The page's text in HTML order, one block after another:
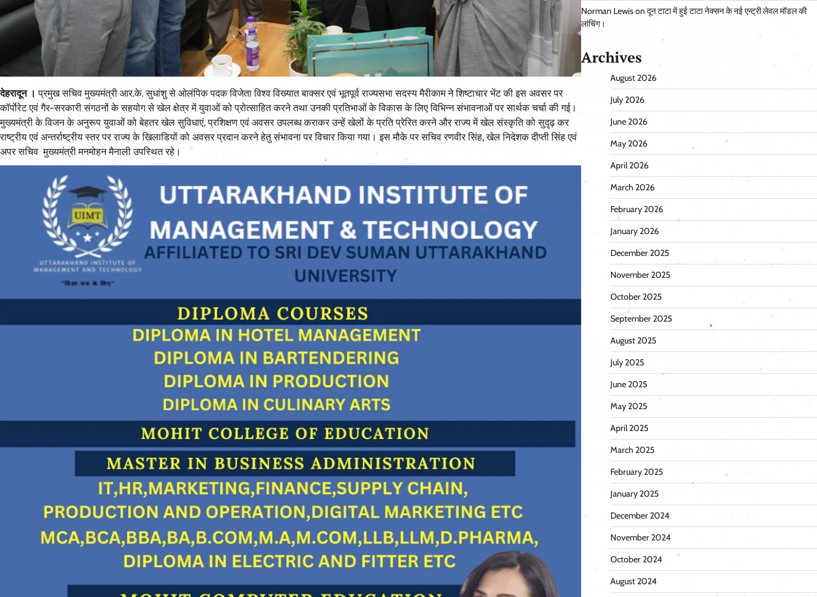
देहरादून । प्रमुख सचिव मुख्यमंत्री आर.के. सुधांशु से ओलंपिक पदक विजेता विश्व विख्यात बाक्सर एवं भूतपूर्व राज्यसभा सदस्य मैरीकाम ने शिष्टाचार भेंट की इस अवसर पर
कॉर्पाेरेट एवं गैर-सरकारी संगठनों के सहयोग से खेल क्षेत्र में युवाओं को प्रोत्साहित करने तथा उनकी प्रतिभाओं के विकास के लिए विभिन्न संभावनाओं पर सार्थक चर्चा की गई।
मुख्यमंत्री के विजन के अनुरूप युवाओं को बेहतर खेल सुविधाएं, प्रशिक्षण एवं अवसर उपलब्ध कराकर उन्हें खेलों के प्रति प्रेरित करने और राज्य में खेल संस्कृति को सुदृढ़ कर
राष्ट्रीय एवं अन्तर्राष्ट्रीय स्तर पर राज्य के खिलाडियों को अवसर प्रदान करने हेतु संभावना पर विचार किया गया। इस मौके पर सचिव रणवीर सिंह, खेल निदेशक दीप्ती सिंह एवं
अपर सचिव मुख्यमंत्री मनमोहन मैनाली उपस्थित रहे।
Norman Lewisonदून टाटा में हुई टाटा नेक्सन के नई एन्ट्री लेवल मॉडल की
लांचिंग।
Archives
August 2026
July 2026
June 2026
May 2026
April 2026
March 2026
February 2026
January 2026
December 2025
November 2025
October 2025
September 2025
August 2025
July 2025
June 2025
May 2025
April 2025
March 2025
February 2025
January 2025
December 2024
November 2024
October 2024
August 2024